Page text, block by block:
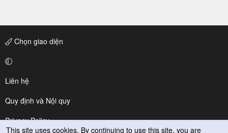
Chọn giao diện
Liên hệ
Quy định và Nội quy
Privacy Policy
This site uses cookies. By continuing to use this site, you are